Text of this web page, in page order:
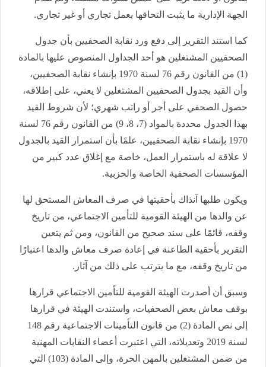
الجهة الإدارية ما يثبت التحاقها بعمل تجاري أو غير تجاري.
كما استند التقرير إلى دفع ورد نقابة الصحفيين بأن جدول
الصحفيين المشتغلين هو أحد الجداول المنصوص عليها بالمادة
(1) من القانون رقم 76 لسنة 1970 بإنشاء نقابة الصحفيين،
وأن القيد بجدول الصحفيين المشتغلين لا يعني، على إطلاقه،
حصول الصحفي على أجر أو راتب شهري؛ لأن شروط القيد
بهذا الجدول محددة بالمواد (7، 8، 9) من القانون رقم 76 لسنة
1970 بإنشاء نقابة الصحفيين، علمًا بأن استمرار القيد بالجدول
لا علاقة له باستمرار العمل، خاصة مع إغلاق عدد كبير من
المؤسسات الصحفية الخاصة والحزبية.
ويكون طلبها آنذاك بأحقيتها في صرف المعاش المستحق لها
عن والدها من الهيئة القومية للتأمين الاجتماعي، من تاريخ
وقفه، قائمًا على سند صحيح من القانون، ومن ثم يتعين
التقرير بأحقية الطاعنة في إعادة صرف معاش والدها اعتبارًا
من تاريخ وقفه، مع ما يترتب على ذلك من آثار.
وسبق أن أصدرت الهيئة القومية للتأمين الاجتماعي قرارها
بوقف معاش بعض الصحفيات، واستندت الهيئة في قرارها
إلى نص المادة (2) من قانون التأمينات الاجتماعية رقم 148
لسنة 2019 وتعديلاته، التي اعتبرت أعضاء النقابات المهنية
من ضمن المشتغلين بالمهن الحرة، وإلى المادة (103) التي